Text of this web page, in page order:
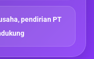
pendirian PT